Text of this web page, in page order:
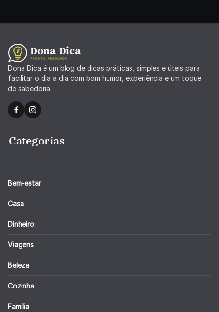
Dona Dica é um blog de dicas práticas, simples e úteis para
facilitar o dia a dia com bom humor, experiência e um toque
de sabedoria.
Categorias
Bem-estar
Casa
Dinheiro
Viagens
Beleza
Cozinha
Família